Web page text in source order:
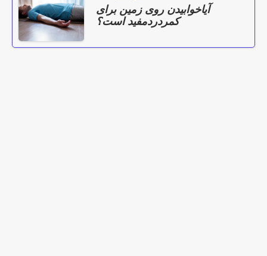
آیاخوابیدن روی زمین برای
کمردردمفید است؟